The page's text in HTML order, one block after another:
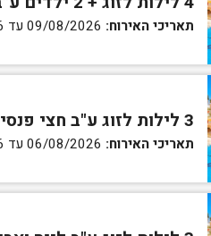
תאריכי האירוח:
3 לילות לזוג ע"ב חצי פנסיון בחדר גן
תאריכי האירוח: